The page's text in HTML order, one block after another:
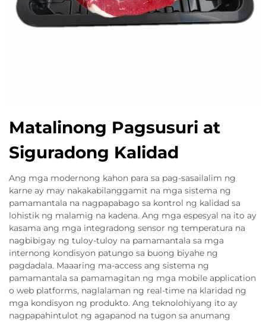
Matalinong Pagsusuri at
Siguradong Kalidad
Ang mga modernong kahon para sa pag-sasailalim ng
karne ay may nakakabilanggamit na mga sistema ng
pamamantala na nagpapabago sa kontrol ng kalidad sa
lohistik ng malamig na kadena. Ang mga espesyal na ito ay
kasama ang mga integradong sensor ng temperatura na
nagbibigay ng tuloy-tuloy na pamamantala sa mga
internong kondisyon patungo sa buong biyahe ng
pagdadala. Maaaring ma-access ang sistema ng
pamamantala sa pamamagitan ng mga mobile application
o web platforms, naglalaman ng real-time na klaridad ng
mga kondisyon ng produkto. Ang teknolohiyang ito ay
nagpapahintulot ng agapanod na tugon sa anumang